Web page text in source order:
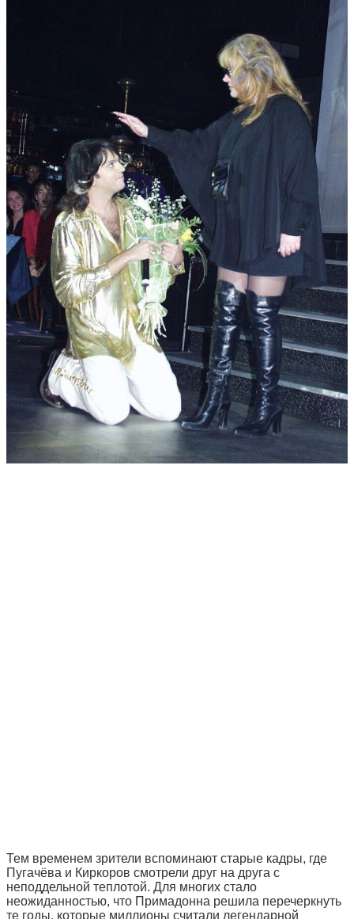
Тем временем зрители вспоминают старые кадры, где
Пугачёва и Киркоров смотрели друг на друга с
неподдельной теплотой. Для многих стало
неожиданностью, что Примадонна решила перечеркнуть
те годы, которые миллионы считали легендарной